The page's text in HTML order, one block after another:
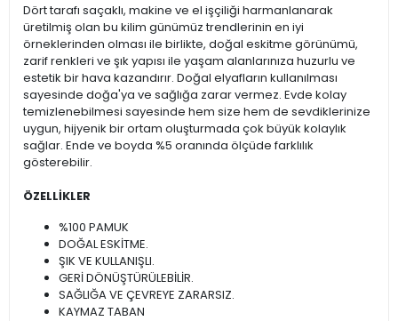
Dört tarafı saçaklı, makine ve el işçiliği harmanlanarak
üretilmiş olan bu kilim günümüz trendlerinin en iyi
örneklerinden olması ile birlikte, doğal eskitme görünümü,
zarif renkleri ve şık yapısı ile yaşam alanlarınıza huzurlu ve
estetik bir hava kazandırır. Doğal elyafların kullanılması
sayesinde doğa'ya ve sağlığa zarar vermez. Evde kolay
temizlenebilmesi sayesinde hem size hem de sevdiklerinize
uygun, hijyenik bir ortam oluşturmada çok büyük kolaylık
sağlar. Ende ve boyda %5 oranında ölçüde farklılık
gösterebilir.
ÖZELLİKLER
%100 PAMUK
DOĞAL ESKİTME.
ŞIK VE KULLANIŞLI.
GERİ DÖNÜŞTÜRÜLEBİLİR.
SAĞLIĞA VE ÇEVREYE ZARARSIZ.
KAYMAZ TABAN